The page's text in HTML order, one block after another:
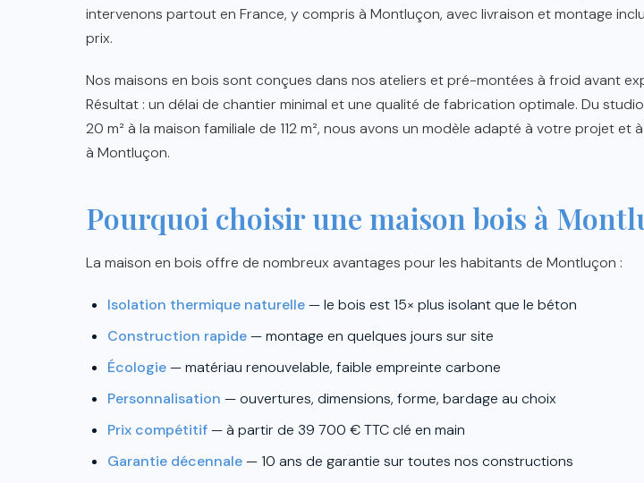
intervenons partout en France, y compris à Montluçon, avec livraison et montage
prix.
Nos maisons en bois sont conçues dans nos ateliers et pré-montées à froid avant
Résultat : un délai de chantier minimal et une qualité de fabrication optimale. Du
20 m² à la maison familiale de 112 m², nous avons un modèle adapté à votre projet et
à Montluçon.
Pourquoi choisir une maison bois à
La maison en bois offre de nombreux avantages pour les habitants de Montluçon :
Isolation thermique naturelle— le bois est 15× plus isolant que le béton
Construction rapide— montage en quelques jours sur site
Écologie— matériau renouvelable, faible empreinte carbone
Personnalisation — ouvertures, dimensions, forme, bardage au choix
Prix compétitif— à partir de 39 700 € TTC clé en main
Garantie décennale— 10 ans de garantie sur toutes nos constructions